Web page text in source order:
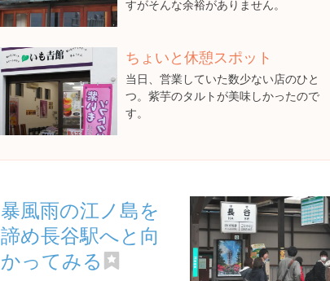
すがそんな余裕がありません。
ちょいと休憩スポット
当日、営業していた数少ない店のひと
つ。紫芋のタルトが美味しかったので
す。
暴風雨の江ノ島を
諦め長谷駅へと向
かってみる